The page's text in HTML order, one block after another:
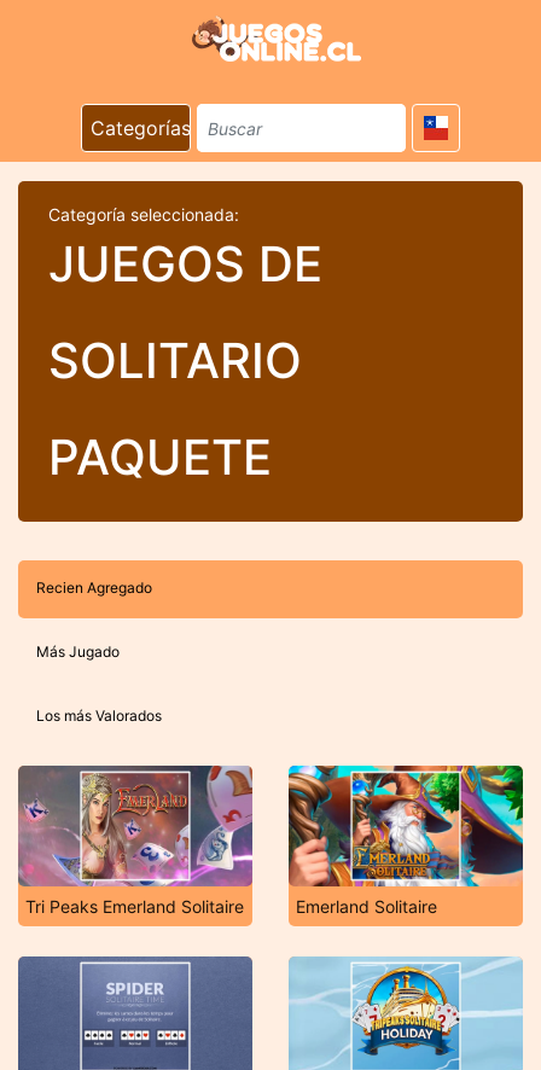
Categorías
Categoría seleccionada:
JUEGOS DE
SOLITARIO
PAQUETE
Recien Agregado
Más Jugado
Los más Valorados
Tri Peaks Emerland Solitaire Emerland Solitaire